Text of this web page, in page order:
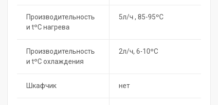
Производительность
и tºC нагрева
5л/ч , 85-95ºC
Производительность
и tºC охлаждения
2л/ч, 6-10ºC
Шкафчик нет